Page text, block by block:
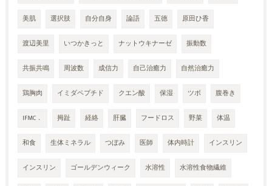
美肌 選択肢 自分自身 論語 五徳 原田ひ香
渡辺美里 いつかきっと ナットウキナーゼ 振動数
共振共鳴 周波数 成信力 自己治癒力 自然治癒力
鶏胸肉 イミダペプチド クエン酸 保湿 ツボ 腹巻き
IFMC． 拇趾 経絡 肝臓 フードロス 野菜 体温
和食 生体ミネラル つぼみ 医師 体内時計 インスリン
インスリン ゴールデンウィーク 水溶性 水溶性食物繊維